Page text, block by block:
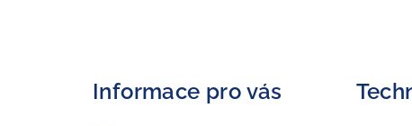
Informace pro vás